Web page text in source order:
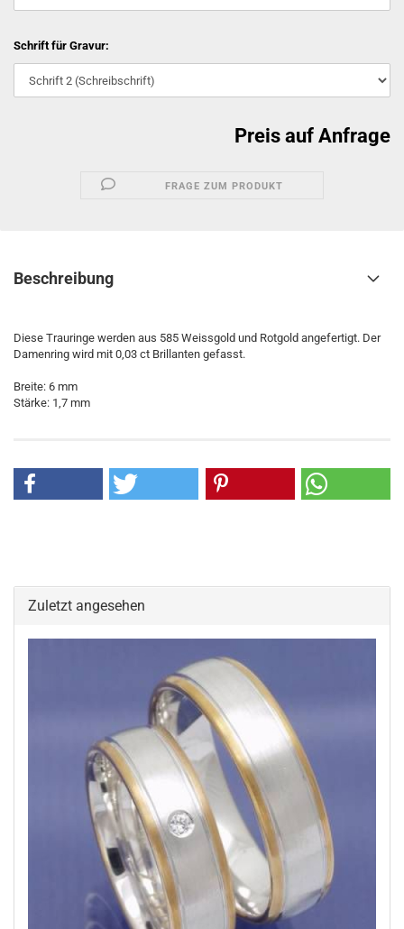
Schrift für Gravur:
Preis auf Anfrage
FRAGE ZUM PRODUKT
Beschreibung
Diese Trauringe werden aus 585 Weissgold und Rotgold angefertigt. Der
Damenring wird mit 0,03 ct Brillanten gefasst.
Breite: 6 mm
Stärke: 1,7 mm
Zuletzt angesehen